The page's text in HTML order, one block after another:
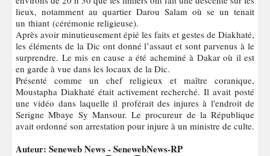
lieux, notamment au quartier Darou Salam où se un tenait
un thiant (cérémonie religieuse).
Après avoir minutieusement épié les faits et gestes de Diakhaté,
les éléments de la Dic ont donné l’assaut et sont parvenus à le
surprendre. Le mis en cause a été acheminé à Dakar où il est
en garde à vue dans les locaux de la Dic.
Présenté comme un chef religieux et maître coranique,
Moustapha Diakhaté était activement recherché. Il avait posté
une vidéo dans laquelle il proférait des injures à l'endroit de
Serigne Mbaye Sy Mansour. Le procureur de la République
avait ordonné son arrestation pour injure à un ministre de culte.
Auteur: Seneweb News - SenewebNews-RP